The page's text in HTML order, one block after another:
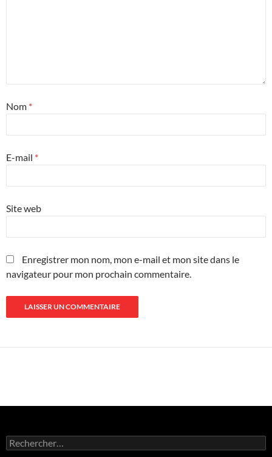
Nom *
E-mail *
Site web
Enregistrer mon nom, mon e-mail et mon site dans le
navigateur pour mon prochain commentaire.
Rechercher :